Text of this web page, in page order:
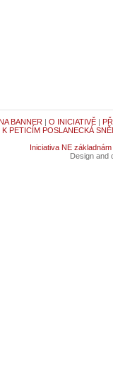
BANNER | O INICIATIVĚ|
PETICÍM POSLANECKÁ
Iniciativa NE základnám
Design and